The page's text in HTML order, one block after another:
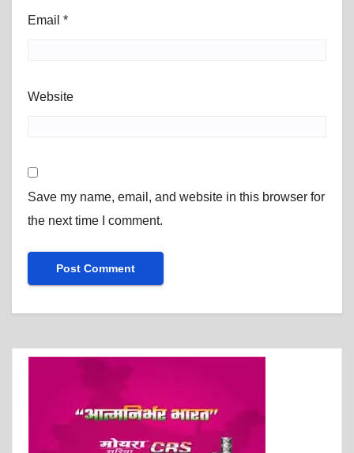
Email *
Website
Save my name, email, and website in this browser for
the next time I comment.